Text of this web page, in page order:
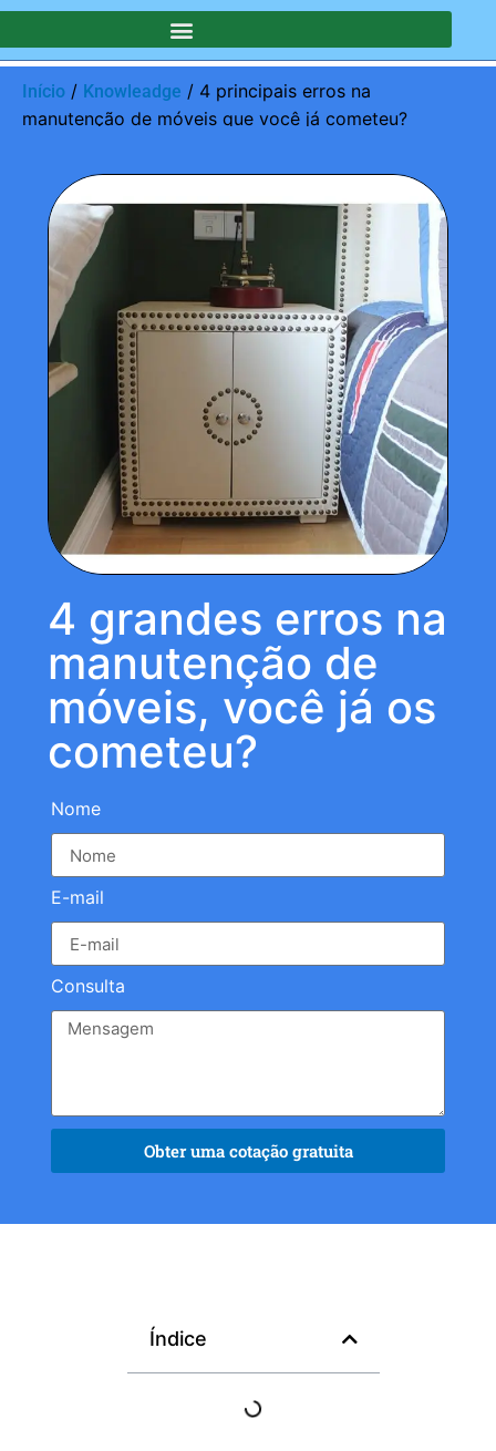
Início / Knowleadge / 4 principais erros na
manutenção de móveis que você já cometeu?
4 grandes erros na
manutenção de
móveis, você já os
cometeu?
Nome
E-mail
Consulta
Obter uma cotação gratuita
Índice